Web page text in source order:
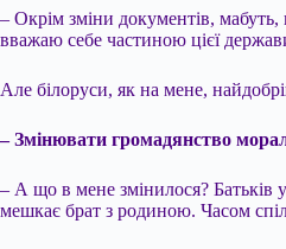
– Окрім зміни документів, мабуть,
вважаю себе частиною цієї
Але білоруси, як на мене,
– Змінювати громадянство
– А що в мене змінилося? Батьків
мешкає брат з родиною. Часом